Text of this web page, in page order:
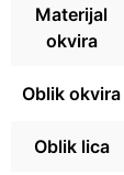
Materijal
okvira
Oblik okvira
Oblik lica